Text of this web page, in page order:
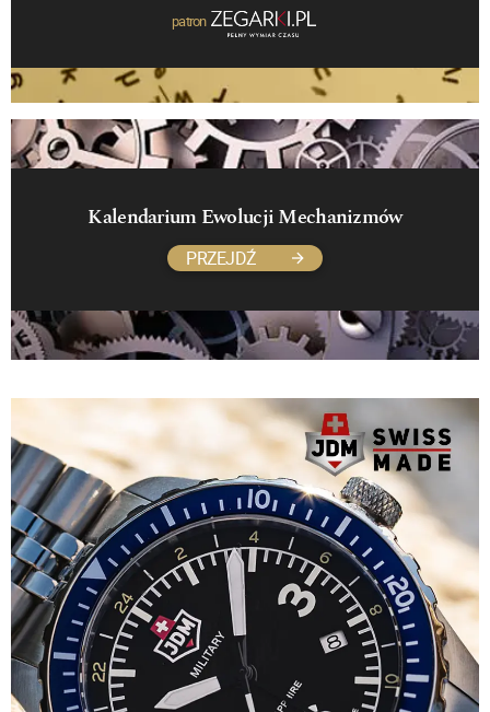
patron
Kalendarium Ewolucji Mechanizmów
PRZEJDŹ